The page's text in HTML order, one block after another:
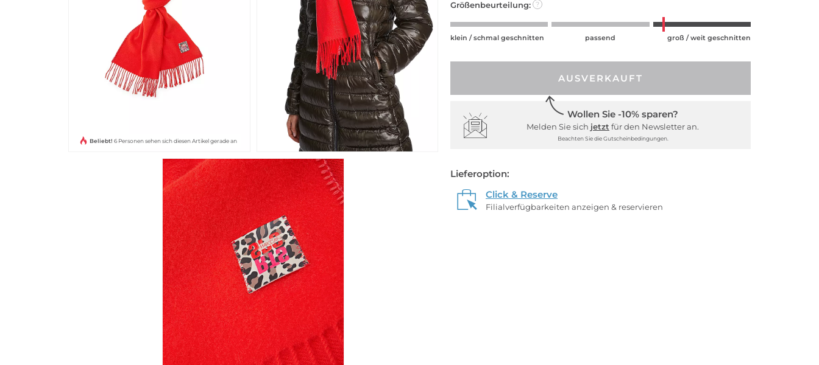
Beliebt! 6 Personen sehen sich diesen Artikel gerade an
Größenbeurteilung: ?
klein / schmal geschnitten passend groß / weit geschnitten
AUSVERKAUFT
Wollen Sie -10% sparen?
Melden Sie sich jetzt für den Newsletter an.
Beachten Sie die Gutscheinbedingungen.
Lieferoption:
Click & Reserve
Filialverfügbarkeiten anzeigen & reservieren